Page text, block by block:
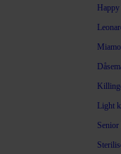
Light
Senior